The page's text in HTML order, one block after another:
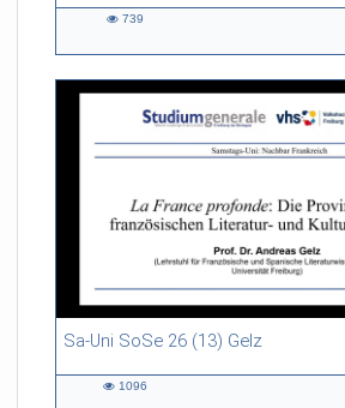
739
Sa-Uni SoSe 26 (13) Gelz
55:13 duration
1096